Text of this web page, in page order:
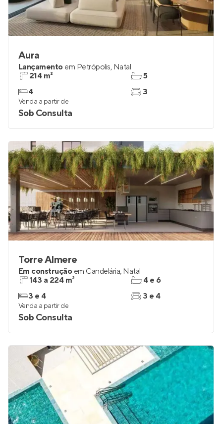
Aura
Lançamento em Petrópolis, Natal
214 m²
4
5
3
Venda a partir de
Sob Consulta
Torre Almere
Em construção em Candelária, Natal
143 a 224 m²
3 e 4
4 e 6
3 e 4
Venda a partir de
Sob Consulta